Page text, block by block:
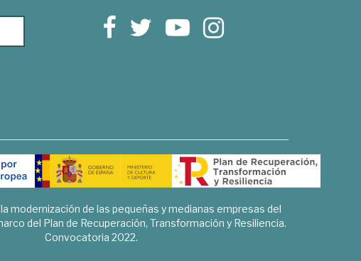
modernización de las pequeñas y medianas empresas del
del Plan de Recuperación, Transformación y Resiliencia.
Convocatoria 2022.